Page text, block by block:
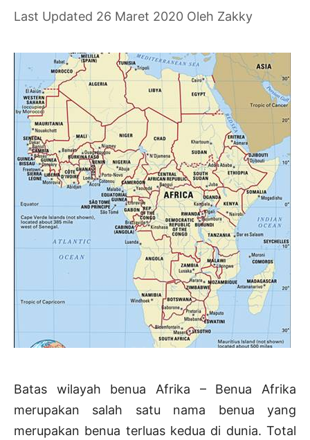
26 Maret 2020 Oleh Zakky
Batas wilayah benua Afrika – Benua Afrika
merupakan salah satu nama benua yang
merupakan benua terluas kedua di dunia. Total